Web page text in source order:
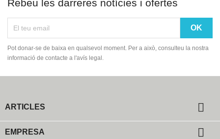
Rebeu les darreres notícies i ofertes
Pot donar-se de baixa en qualsevol moment. Per a això, consulteu la nostra
informació de contacte a l'avís legal.
ARTICLES 
EMPRESA 